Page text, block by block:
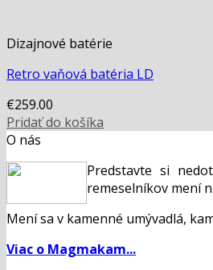
Dizajnové batérie
Retro vaňová batéria LD
€259.00
Pridať do košíka
O nás
Predstavte si
remeselníkov mení
Mení sa v kamenné umývadlá,
Viac o Magmakam...